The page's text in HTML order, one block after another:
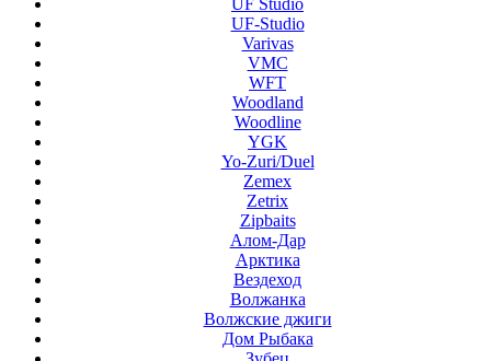
UF Studio
UF-Studio
Varivas
VMC
WFT
Woodland
Woodline
YGK
Yo-Zuri/Duel
Zemex
Zetrix
Zipbaits
Алом-Дар
Арктика
Вездеход
Волжанка
Волжские джиги
Дом Рыбака